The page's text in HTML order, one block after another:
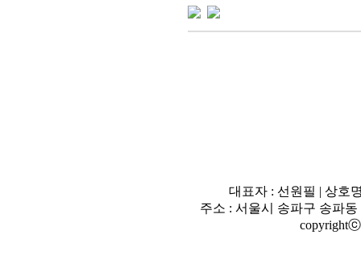
대표자 : 선원필 | 상호
주소 : 서울시 송파구 송파동
copyrightⓒ